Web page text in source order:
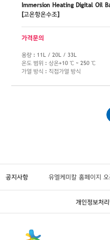
Immersion Heating Digital Oil
[고온항온수조]
가격문의
용량 : 11L / 20L / 33L
온도 범위 : 상온+10 ℃ ~ 250 ℃
가열 방식 : 직접가열 방식
공지사항 유엘케미칼 홈페이지
개인정보처